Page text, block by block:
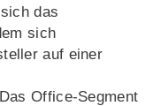
das
sich
auf einer
Office-Segment